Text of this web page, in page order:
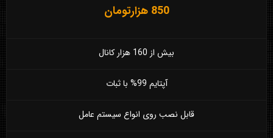
850 هزارتومان
بیش از 160 هزار کانال
آپتایم 99% با ثبات
قابل نصب روی انواع سیستم عامل